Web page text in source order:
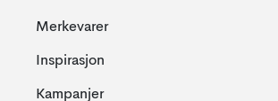
Merkevarer
Inspirasjon
Kampanjer